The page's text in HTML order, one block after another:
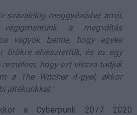
százalékig meggyőződve arról,
a megváltás
vagyok benne, hogy egyes
örökre elvesztettük, és ez egy
hogy ezt vissza tudjuk
a The Witcher 4-gyel, akkor
játékunkkal."
a Cyberpunk 2077 2020